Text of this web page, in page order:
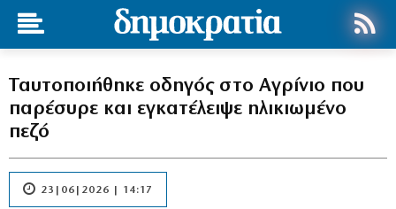
Ταυτοποιήθηκε οδηγός στο Αγρίνιο που
παρέσυρε και εγκατέλειψε ηλικιωμένο
πεζό
23|06|2026 | 14:17